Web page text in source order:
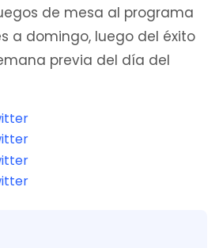
de mesa al programa
a domingo, luego del éxito
previa del día del